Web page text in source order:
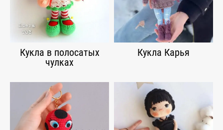
Кукла в полосатых
чулках
Кукла Карья